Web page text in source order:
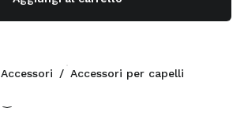
Accessori / Accessori per capelli